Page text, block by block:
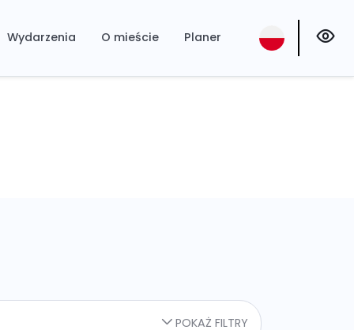
Wydarzenia O mieście Planer
POKAŻ FILTRY